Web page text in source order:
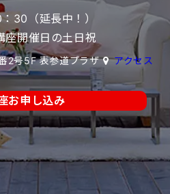
30（延長中！）
座開催日の土日祝
2号5F 表参道プラザ アクセス
お申し込み